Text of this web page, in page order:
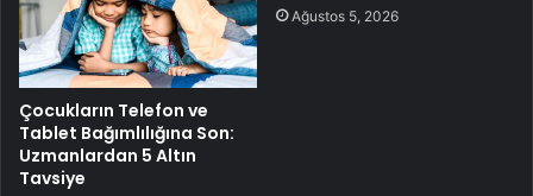
Çocukların Telefon ve
Tablet Bağımlılığına Son:
Uzmanlardan 5 Altın
Tavsiye
Ağustos 5, 2026